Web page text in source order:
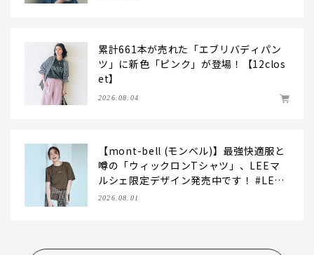
累計661本が売れた「エブリバディパン
ツ」に新色「ピンク」が登場！【12clos
et】
2026.08.04
【mont-bell (モンベル)】最強快適服と
噂の「ウィックロンTシャツ」、LEEマ
ルシェ限定デザイン発売中です！ #LEE
マルシェ
2026.08.01